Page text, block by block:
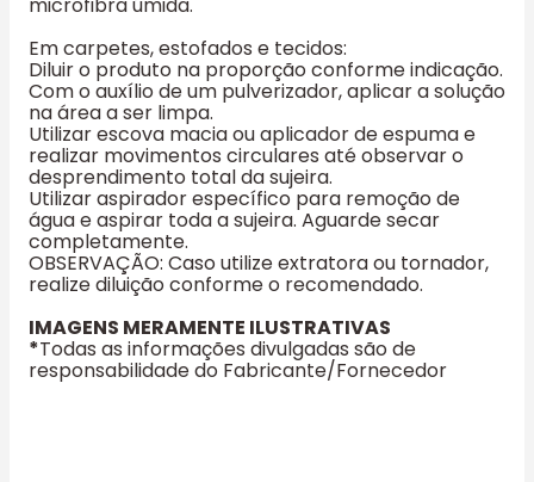
Em carpetes, estofados e tecidos:
Diluir o produto na proporção conforme indicação.
Com o auxílio de um pulverizador, aplicar a solução
na área a ser limpa.
Utilizar escova macia ou aplicador de espuma e
realizar movimentos circulares até observar o
desprendimento total da sujeira.
Utilizar aspirador específico para remoção de
água e aspirar toda a sujeira. Aguarde secar
completamente.
OBSERVAÇÃO: Caso utilize extratora ou tornador,
realize diluição conforme o recomendado.
IMAGENS MERAMENTE ILUSTRATIVAS
*Todas as informações divulgadas são de
responsabilidade do Fabricante/Fornecedor